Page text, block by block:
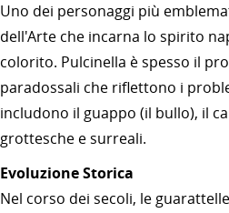
Uno dei personaggi più
dell'Arte che incarna lo spirito
colorito. Pulcinella è spesso il
paradossali che riflettono i
includono il guappo (il bullo), il
grottesche e surreali.
Evoluzione Storica
Nel corso dei secoli, le